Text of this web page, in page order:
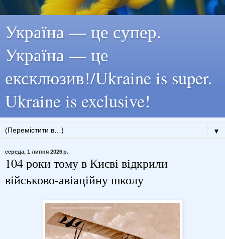
Україна — це супер.
Україна — це
ексклюзив!/Ukraine is super.
Ukraine is exclusive!
▼
середа, 1 липня 2026 р.
104 роки тому в Києві відкрили
військово-авіаційну школу